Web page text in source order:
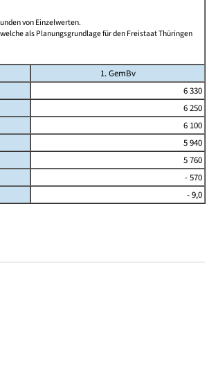
von Einzelwerten.
als Planungsgrundlage für den Freistaat Thüringen
1. GemBv
6 330
6 250
6 100
5 940
5 760
- 570
- 9,0